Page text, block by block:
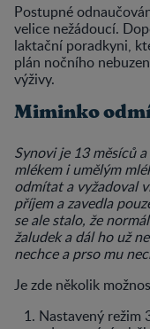
Postupné
velice nežádoucí.
laktační poradkyni,
plán nočního
výživy.
Miminko
Synovi je 13 měsíců
mlékem i umělým
odmítat a vyžadoval
příjem a zavedla
se ale stalo, že
žaludek a dál ho už
nechce a prso mu
Je zde několik
Nastavený režim